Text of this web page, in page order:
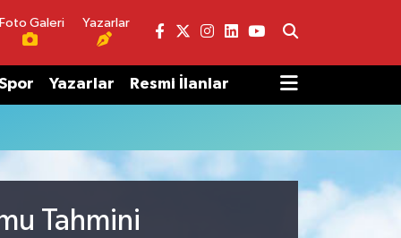
Foto Galeri Yazarlar
Yazarlar Resmi İlanlar
Tahmini